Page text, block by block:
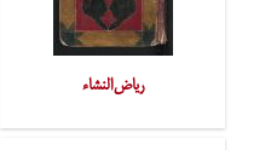
ریاض‌النشاء